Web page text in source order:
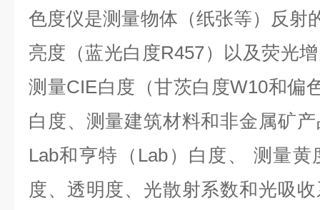
色度仪是测量物体（纸张等）反射
亮度（蓝光白度R457）以及荧光
测量CIE白度（甘茨白度W10和偏
白度、测量建筑材料和非金属矿
Lab和亨特（Lab）白度、 测量
度、透明度、光散射系数和光吸